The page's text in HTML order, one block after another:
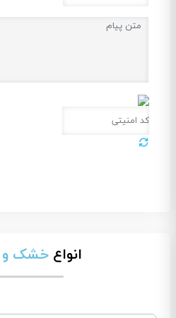
انواعخشک